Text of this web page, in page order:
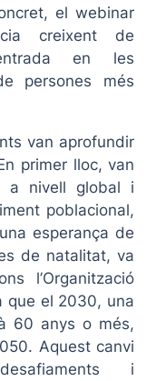
el webinar
creixent de
en les
persones més
van aprofundir
primer lloc, van
a nivell global i
poblacional,
esperança de
de natalitat, va
l’Organització
que el 2030, una
60 anys o més,
Aquest canvi
i